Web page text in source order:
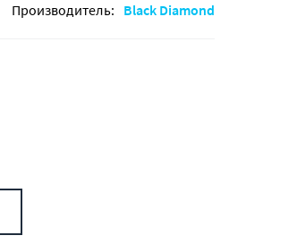
Производитель: Black Diamond